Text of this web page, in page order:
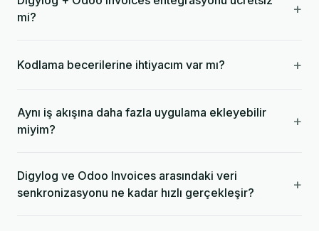
mi?
+
Kodlama becerilerine ihtiyacım var mı? +
Aynı iş akışına daha fazla uygulama ekleyebilir
miyim?
+
Digylog ve Odoo Invoices arasındaki veri
senkronizasyonu ne kadar hızlı gerçekleşir?
+